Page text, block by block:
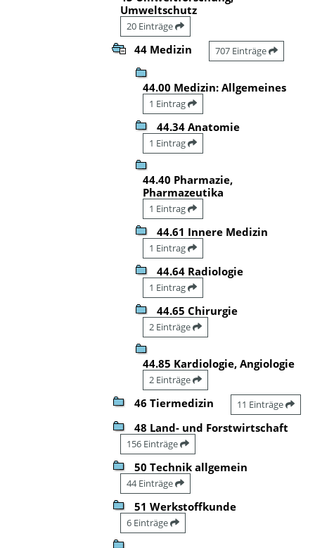
Umweltschutz
20 Einträge
44 Medizin 707 Einträge
44.00 Medizin: Allgemeines
1 Eintrag
44.34 Anatomie
1 Eintrag
44.40 Pharmazie,
Pharmazeutika
1 Eintrag
44.61 Innere Medizin
1 Eintrag
44.64 Radiologie
1 Eintrag
44.65 Chirurgie
2 Einträge
44.85 Kardiologie, Angiologie
2 Einträge
46 Tiermedizin 11 Einträge
48 Land- und Forstwirtschaft
156 Einträge
50 Technik allgemein
44 Einträge
51 Werkstoffkunde
6 Einträge